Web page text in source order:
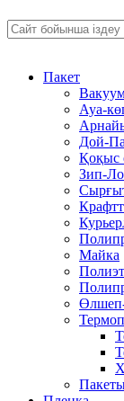
Пакет
Ауа-
Дой-
Қоқыс
Зип-
Майка